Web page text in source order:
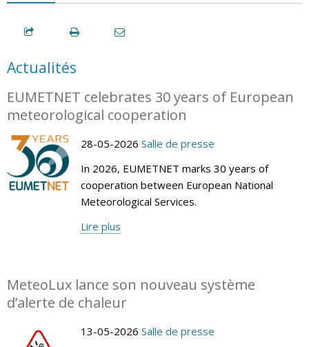
Actualités
EUMETNET celebrates 30 years of European
meteorological cooperation
28-05-2026 Salle de presse
In 2026, EUMETNET marks 30 years of
cooperation between European National
Meteorological Services.
Lire plus
MeteoLux lance son nouveau système
d’alerte de chaleur
13-05-2026 Salle de presse